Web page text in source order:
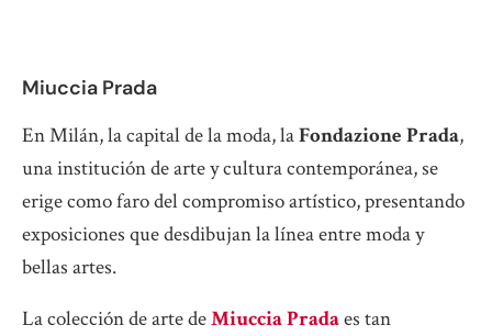
Miuccia Prada
En Milán, la capital de la moda, laFondazione Prada,
una institución de arte y cultura contemporánea, se
erige como faro del compromiso artístico, presentando
exposiciones que desdibujan la línea entre moda y
bellas artes.
La colección de arte deMiuccia Pradaes tan